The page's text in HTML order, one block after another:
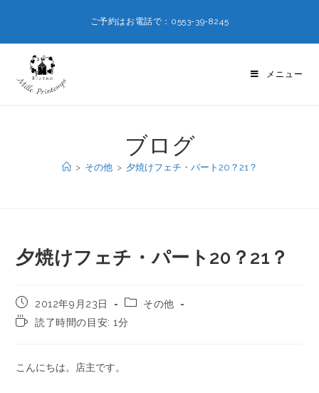
ご予約はお電話で：0553-39-8245
メニュー
ブログ
> その他 > 夕焼けフェチ・パート20？21？
夕焼けフェチ・パート20？21？
2012年9月23日
その他
読了時間の目安: 1分
こんにちは。店主です。